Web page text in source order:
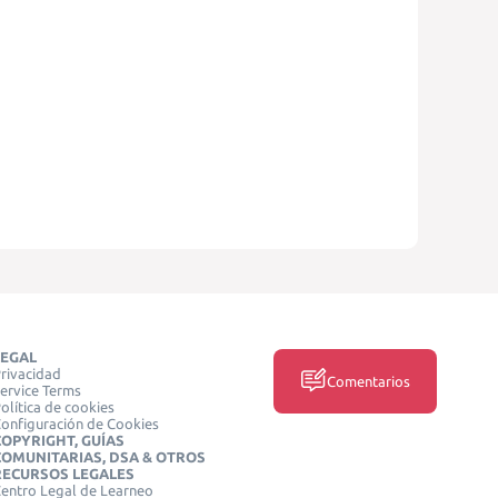
Terms
de cookies
de Cookies
GUÍAS
DSA & OTROS
LEGALES
Legal de Learneo
Comentarios